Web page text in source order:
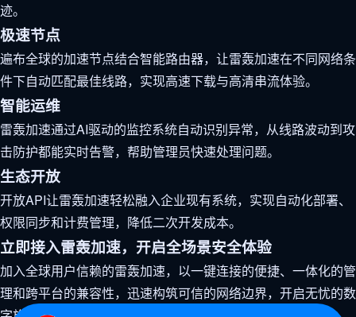
迹。
极速节点
遍布全球的加速节点结合智能路由器，让雷轰加速在不同网络条
件下自动匹配最佳线路，实现高速下载与高清串流体验。
智能运维
雷轰加速通过AI驱动的监控系统自动识别异常，从线路波动到攻
击防护都能实时告警，帮助管理员快速处理问题。
生态开放
开放API让雷轰加速轻松融入企业现有系统，实现自动化部署、
权限同步和计费管理，降低二次开发成本。
立即接入雷轰加速，开启全场景安全体验
加入全球用户信赖的雷轰加速，以一键连接的便捷、一体化的管
理和跨平台的兼容性，迅速构筑可信的网络边界，开启无忧的数